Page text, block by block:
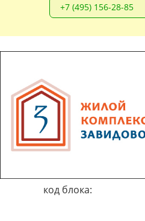
+7 (495) 156-28-85
код блока: